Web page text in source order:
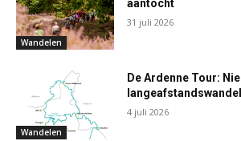
Wandelen
aantocht
31 juli 2026
Wandelen
De Ardenne Tour:
4 juli 2026